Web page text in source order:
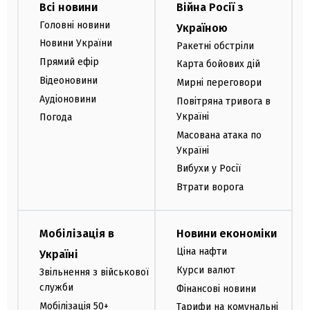
Всі новини
Головні новини
Новини України
Прямий ефір
Відеоновини
Аудіоновини
Погода
Війна Росії з
Україною
Ракетні обстріли
Карта бойових дій
Мирні переговори
Повітряна тривога в
Україні
Масована атака по
Україні
Вибухи у Росії
Втрати ворога
Мобілізація в
Україні
Звільнення з військової
служби
Мобілізація 50+
Новини економіки
Ціна нафти
Курси валют
Фінансові новини
Тарифи на комунальні